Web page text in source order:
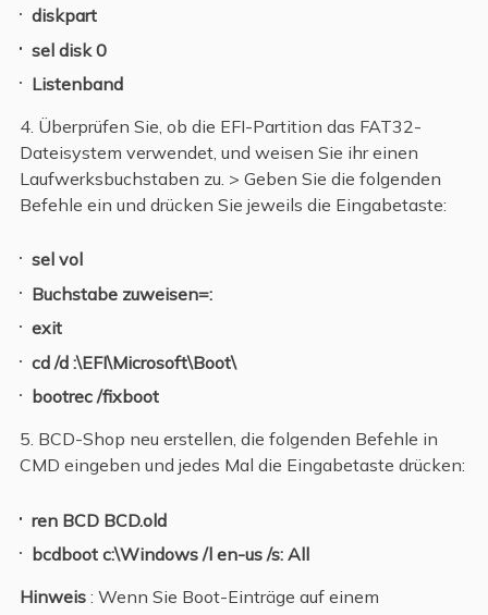
diskpart
sel disk 0
Listenband
4. Überprüfen Sie, ob die EFI-Partition das FAT32-
Dateisystem verwendet, und weisen Sie ihr einen
Laufwerksbuchstaben zu. > Geben Sie die folgenden
Befehle ein und drücken Sie jeweils die Eingabetaste:
sel vol
Buchstabe zuweisen=:
exit
cd /d :\EFI\Microsoft\Boot\
bootrec /fixboot
5. BCD-Shop neu erstellen, die folgenden Befehle in
CMD eingeben und jedes Mal die Eingabetaste drücken:
ren BCD BCD.old
bcdboot c:\Windows /l en-us /s: All
Hinweis: Wenn Sie Boot-Einträge auf einem